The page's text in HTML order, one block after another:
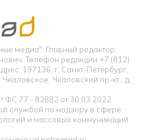
медиа". Главный редактор:
Телефон редакции +7 (812)
197136, г. Санкт-Петербург,
Чкаловский пр-кт., д.
77 - 82882 от 30.03.2022
службой по надзору в сфере
и массовых коммуникаций